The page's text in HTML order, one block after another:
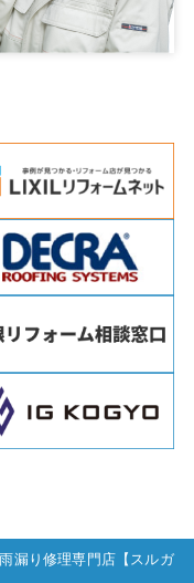
漏り修理専門店【スルガ